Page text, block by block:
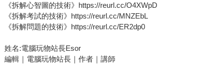
《拆解心智圖的技術》https://reurl.cc/O4XWpD
《拆解考試的技術》https://reurl.cc/MNZEbL
《拆解問題的技術》https://reurl.cc/ER2dp0
姓名:電腦玩物站長Esor
編輯｜電腦玩物站長｜作者｜講師